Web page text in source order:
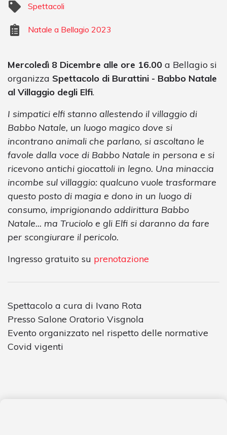
Spettacoli
Natale a Bellagio 2023
Mercoledì 8 Dicembre alle ore 16.00 a Bellagio si
organizza Spettacolo di Burattini - Babbo Natale
al Villaggio degli Elfi.
I simpatici elfi stanno allestendo il villaggio di
Babbo Natale, un luogo magico dove si
incontrano animali che parlano, si ascoltano le
favole dalla voce di Babbo Natale in persona e si
ricevono antichi giocattoli in legno. Una minaccia
incombe sul villaggio: qualcuno vuole trasformare
questo posto di magia e dono in un luogo di
consumo, imprigionando addirittura Babbo
Natale... ma Truciolo e gli Elfi si daranno da fare
per scongiurare il pericolo.
Ingresso gratuito su prenotazione
Spettacolo a cura di Ivano Rota
Presso Salone Oratorio Visgnola
Evento organizzato nel rispetto delle normative
Covid vigenti